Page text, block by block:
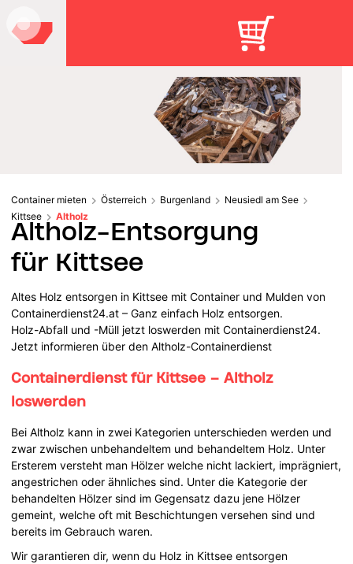
Container mieten Österreich Burgenland
Neusiedl am See
Kittsee
Altholz
Altholz-Entsorgung
für Kittsee
Altes Holz entsorgen in Kittsee mit Container und Mulden von
Containerdienst24.at – Ganz einfach Holz entsorgen.
Holz-Abfall und -Müll jetzt loswerden mit Containerdienst24.
Jetzt informieren über den Altholz-Containerdienst
Containerdienst für Kittsee – Altholz
loswerden
Bei Altholz kann in zwei Kategorien unterschieden werden und
zwar zwischen unbehandeltem und behandeltem Holz. Unter
Ersterem versteht man Hölzer welche nicht lackiert, imprägniert,
angestrichen oder ähnliches sind. Unter die Kategorie der
behandelten Hölzer sind im Gegensatz dazu jene Hölzer
gemeint, welche oft mit Beschichtungen versehen sind und
bereits im Gebrauch waren.
Wir garantieren dir, wenn du Holz in Kittsee entsorgen